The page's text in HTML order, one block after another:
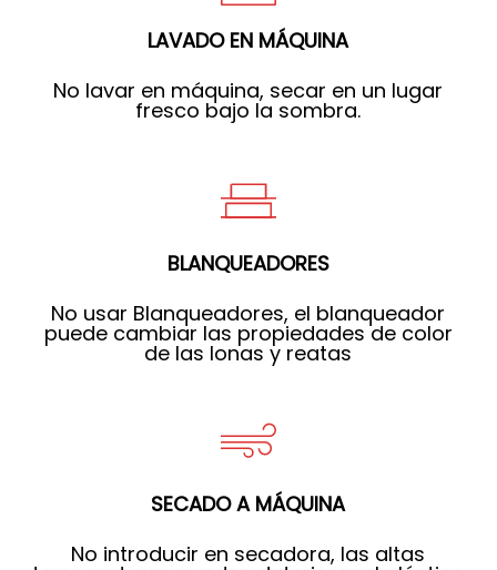
LAVADO EN MÁQUINA
No lavar en máquina, secar en un lugar
fresco bajo la sombra.
BLANQUEADORES
No usar Blanqueadores, el blanqueador
puede cambiar las propiedades de color
de las lonas y reatas
SECADO A MÁQUINA
No introducir en secadora, las altas